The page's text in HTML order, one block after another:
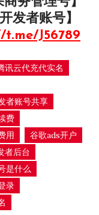
发者账号】
J56789
讯云代充代实名
者账号共享
费
用
谷歌ads开户
者后台
是什么
录